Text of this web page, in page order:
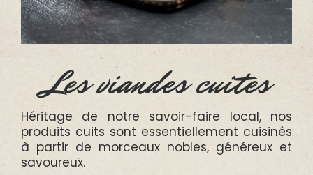
Les viandes cuites
Héritage de notre savoir-faire local, nos
produits cuits sont essentiellement cuisinés
à partir de morceaux nobles, généreux et
savoureux.